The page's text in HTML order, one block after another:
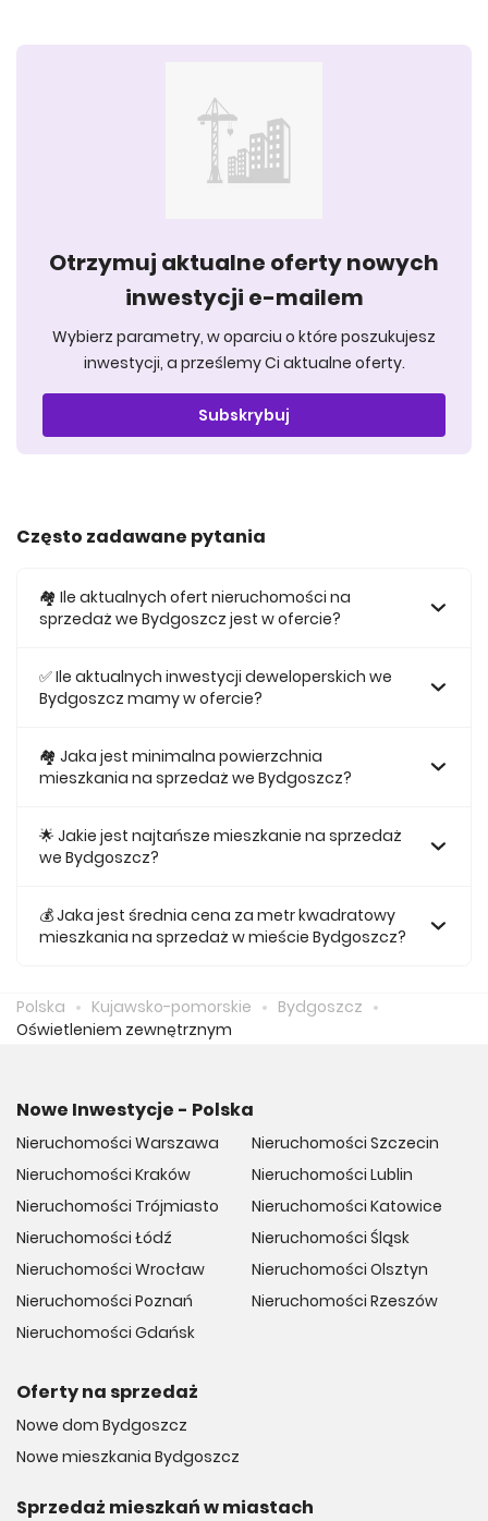
Otrzymuj aktualne oferty nowych
inwestycji e-mailem
Wybierz parametry, w oparciu o które poszukujesz
inwestycji, a prześlemy Ci aktualne oferty.
Subskrybuj
Często zadawane pytania
🏘️ Ile aktualnych ofert nieruchomości na
sprzedaż we Bydgoszcz jest w ofercie?
we Bydgoszcz.
✅ Ile aktualnych inwestycji deweloperskich we
Bydgoszcz mamy w ofercie?
we Bydgoszcz.
🏘 Jaka jest minimalna powierzchnia
mieszkania na sprzedaż we Bydgoszcz?
Bydgoszcz jest 25,39.
🌟 Jakie jest najtańsze mieszkanie na sprzedaż
we Bydgoszcz?
ofercie kosztuje 258 560 zł.
💰 Jaka jest średnia cena za metr kwadratowy
mieszkania na sprzedaż w mieście Bydgoszcz?
Polska Kujawsko-pomorskie
Bydgoszcz
Oświetleniem zewnętrznym
Nowe Inwestycje - Polska
Nieruchomości Warszawa
Nieruchomości Kraków
Nieruchomości Trójmiasto
Nieruchomości Łódź
Nieruchomości Wrocław
Nieruchomości Poznań
Nieruchomości Gdańsk
Nieruchomości Szczecin
Nieruchomości Lublin
Nieruchomości Katowice
Nieruchomości Śląsk
Nieruchomości Olsztyn
Nieruchomości Rzeszów
Oferty na sprzedaż
Nowe dom Bydgoszcz
Nowe mieszkania Bydgoszcz
Sprzedaż mieszkań w miastach